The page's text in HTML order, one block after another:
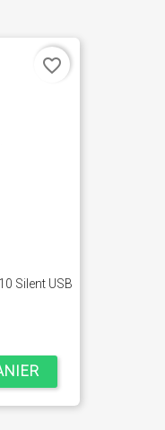
Silent USB
favorite_border